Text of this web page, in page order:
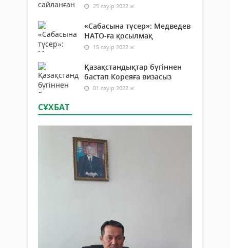
25 сәуір 2022 ж.
«Сабасына түсер»: Медведев
НАТО-ға қосылмақ
15 сәуір 2022 ж.
Қазақстандықтар бүгіннен
бастап Кореяға визасыз
01 сәуір 2022 ж.
СҰХБАТ